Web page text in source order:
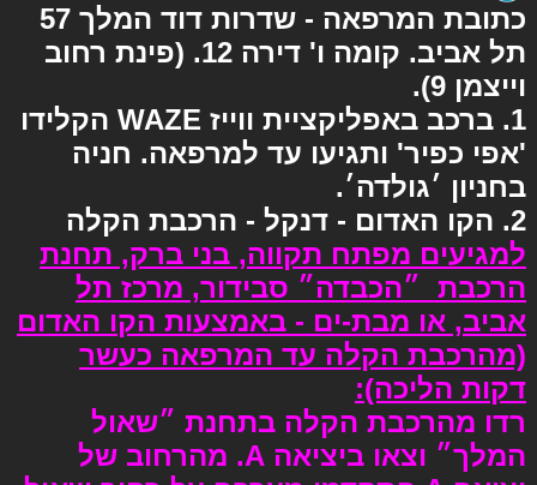
כתובת המרפאה - שדרות דוד המלך 57
תל אביב.
קומה ו' דירה 12. (פינת רחוב
וייצמן 9).
1. ברכב באפליקציית ווייז
WAZE הקלידו
'אפי כפיר' ותגיעו עד למרפאה. חניה
בחניון ׳גולדה׳.
2. הקו האדום - דנקל - הרכבת הקלה
למגיעים מפתח תקווה, בני ברק, תחנת
הרכבת ״הכבדה״ סבידור, מרכז תל
אביב, או מבת-ים - באמצעות הקו האדום
(מהרכבת הקלה עד המרפאה כעשר
דקות הליכה):
רדו מהרכבת הקלה בתחנת ״שאול
המלך״ וצאו ביציאה A. מהרחוב של